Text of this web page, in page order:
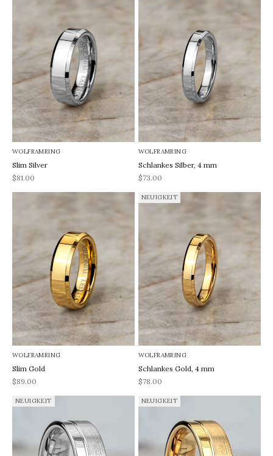
WOLFRAMRING
Slim Silver
REA-pris
$81.00
WOLFRAMRING
Schlankes Silber, 4 mm
REA-pris
$73.00
WOLFRAMRING
Slim Gold
REA-pris
$89.00
NEUIGKEIT
WOLFRAMRING
Schlankes Gold, 4 mm
REA-pris
$78.00
NEUIGKEIT NEUIGKEIT